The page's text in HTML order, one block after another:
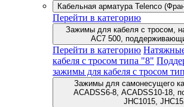
Кабельная арматура Telenco
Перейти в категорию
Зажимы для кабеля с тросом,
AC7 500,
Перейти в категорию
кабеля с тросом типа "8"
зажимы для кабеля с тросом
Зажимы для самонесущего
ACADSS6-8, ACADSS10-18,
JHC1015,